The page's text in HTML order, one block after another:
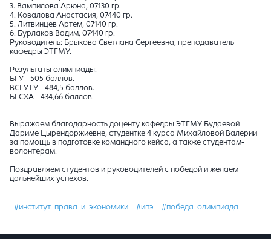
3. Вампилова Арюна, 07130 гр.
4. Ковалова Анастасия, 07440 гр.
5. Литвинцев Артем, 07140 гр.
6. Бурлаков Вадим, 07440 гр.
Руководитель: Брыкова Светлана Сергеевна, преподаватель
кафедры ЭТГМУ.
Результаты олимпиады:
БГУ - 505 баллов.
ВСГУТУ - 484,5 баллов.
БГСХА - 434,66 баллов.
Выражаем благодарность доценту кафедры ЭТГМУ Будаевой
Дариме Цырендоржиевне, студентке 4 курса Михайловой Валерии
за помощь в подготовке командного кейса, а также студентам-
волонтерам.
Поздравляем студентов и руководителей с победой и желаем
дальнейших успехов.
#институт_права_и_экономики #ипэ #победа_олимпиада